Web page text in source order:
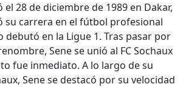
el 28 de diciembre de 1989 en Dakar,
su carrera en el fútbol profesional
debutó en la Ligue 1. Tras pasar por
Sene se unió al FC Sochaux
fue inmediato. A lo largo de su
Sene se destacó por su velocidad